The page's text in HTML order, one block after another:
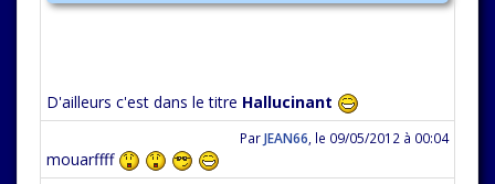
D'ailleurs c'est dans le titre Hallucinant
ParJEAN66 le 09/05/2012 à 00:04
mouarffff